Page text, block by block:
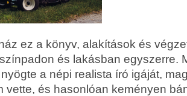
ez a könyv, alakítások és
és lakásban egyszerre.
a népi realista író igáját,
vette, és hasonlóan keményen